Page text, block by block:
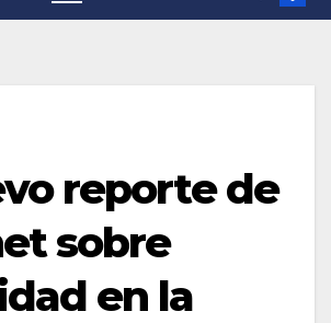
reporte de
sobre
en la